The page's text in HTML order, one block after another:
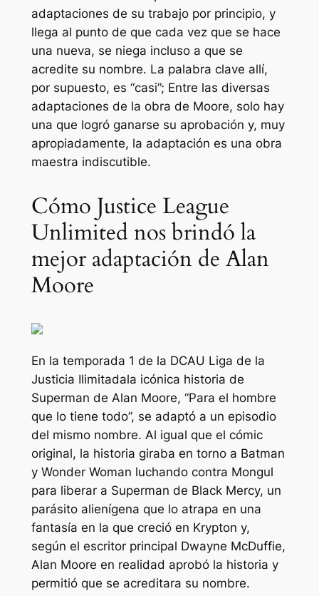
adaptaciones de su trabajo por principio, y
llega al punto de que cada vez que se hace
una nueva, se niega incluso a que se
acredite su nombre. La palabra clave allí,
por supuesto, es “casi”; Entre las diversas
adaptaciones de la obra de Moore, solo hay
una que logró ganarse su aprobación y, muy
apropiadamente, la adaptación es una obra
maestra indiscutible.
Cómo Justice League
Unlimited nos brindó la
mejor adaptación de Alan
Moore
En la temporada 1 de la DCAU Liga de la
Justicia Ilimitadala icónica historia de
Superman de Alan Moore, “Para el hombre
que lo tiene todo”, se adaptó a un episodio
del mismo nombre. Al igual que el cómic
original, la historia giraba en torno a Batman
y Wonder Woman luchando contra Mongul
para liberar a Superman de Black Mercy, un
parásito alienígena que lo atrapa en una
fantasía en la que creció en Krypton y,
según el escritor principal Dwayne McDuffie,
Alan Moore en realidad aprobó la historia y
permitió que se acreditara su nombre.